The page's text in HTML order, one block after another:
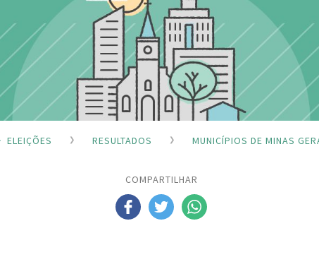
ELEIÇÕES RESULTADOS MUNICÍPIOS DE MINAS
COMPARTILHAR